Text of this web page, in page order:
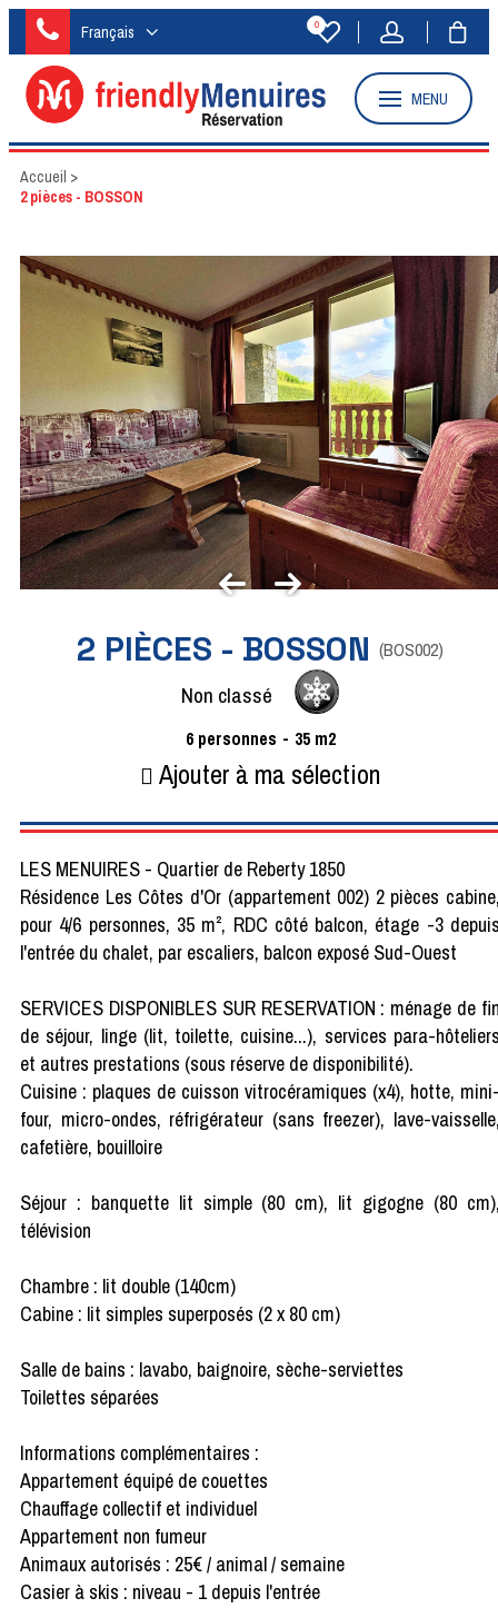
Français 0
MENU
Accueil >
2 pièces - BOSSON
2 PIÈCES - BOSSON (BOS002)
Non classé
6 personnes 35 m2
Ajouter à ma sélection
LES MENUIRES - Quartier de Reberty 1850
Résidence Les Côtes d'Or (appartement 002) 2 pièces
pour 4/6 personnes, 35 m², RDC côté balcon, étage -3
l'entrée du chalet, par escaliers, balcon exposé Sud-Ouest
SERVICES DISPONIBLES SUR RESERVATION : ménage de
de séjour, linge (lit, toilette, cuisine...), services para-
et autres prestations (sous réserve de disponibilité).
Cuisine : plaques de cuisson vitrocéramiques (x4), hotte,
four, micro-ondes, réfrigérateur (sans freezer), lave-
cafetière, bouilloire
Séjour : banquette lit simple (80 cm), lit gigogne (80
télévision
Chambre : lit double (140cm)
Cabine : lit simples superposés (2 x 80 cm)
Salle de bains : lavabo, baignoire, sèche-serviettes
Toilettes séparées
Informations complémentaires :
Appartement équipé de couettes
Chauffage collectif et individuel
Appartement non fumeur
Animaux autorisés : 25€ / animal / semaine
Casier à skis : niveau - 1 depuis l'entrée